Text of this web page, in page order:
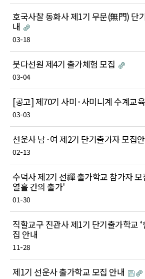
호국사찰 동화사 제1기 무문(無門) 단
내
03-18
붓다선원 제4기 출가체험 모집
03-04
[공고] 제70기 사미·사미니계 수계교
03-03
선운사 남·여 제2기 단기출가자 모집
02-13
수덕사 제2기 선禪 출가학교 참가자
열흘 간의 출가'
01-30
직할교구 진관사 제1기 단기출가학교
집 안내
11-28
제1기 선운사 출가학교 모집 안내